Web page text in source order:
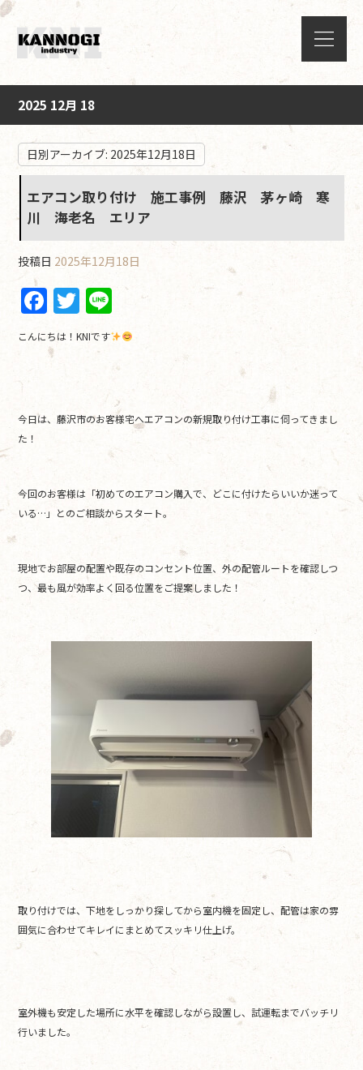
2025 12月 18
日別アーカイブ: 2025年12月18日
エアコン取り付け 施工事例 藤沢 茅ヶ崎 寒
川 海老名 エリア
投稿日 2025年12月18日
F
a
c
o
o
k
T
w
itt
Li
n
e
こんにちは！KNIです
今日は、藤沢市のお客様宅へエアコンの新規取り付け工事に伺ってきまし
た！
今回のお客様は「初めてのエアコン購入で、どこに付けたらいいか迷って
いる…」とのご相談からスタート。
現地でお部屋の配置や既存のコンセント位置、外の配管ルートを確認しつ
つ、最も風が効率よく回る位置をご提案しました！
取り付けでは、下地をしっかり探してから室内機を固定し、配管は家の雰
囲気に合わせてキレイにまとめてスッキリ仕上げ。
室外機も安定した場所に水平を確認しながら設置し、試運転までバッチリ
行いました。